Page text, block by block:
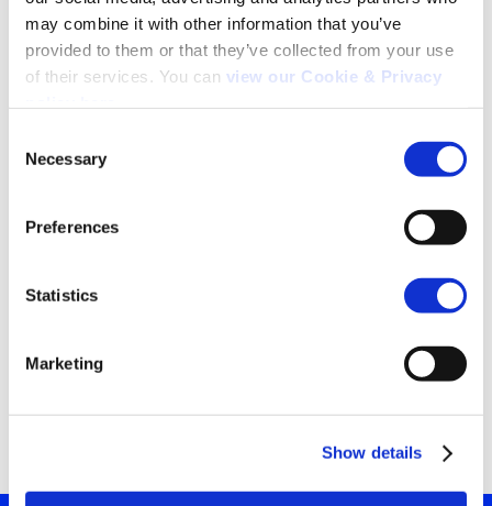
may combine it with other information that you’ve
provided to them or that they’ve collected from your use
of their services. You can view our Cookie & Privacy
Selection
Necessary
Preferences
Statistics
Marketing
Show details
Posición comercial
Me gustaría recibir información sobre
Acepto el
Consentimiento para usar datosde